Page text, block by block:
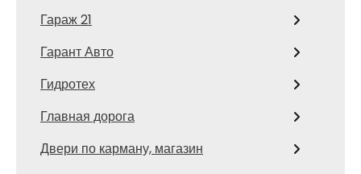
Гараж 21
Гарант Авто
Гидротех
Главная дорога
Двери по карману, магазин